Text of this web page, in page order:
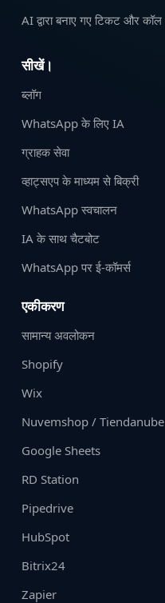
AI द्वारा बनाए गए टिकट और कॉल
सीखें।
ब्लॉग
WhatsApp के लिए IA
ग्राहक सेवा
व्हाट्सएप के माध्यम से बिक्री
WhatsApp स्वचालन
IA के साथ चैटबोट
WhatsApp पर ई-कॉमर्स
एकीकरण
सामान्य अवलोकन
Shopify
Wix
Nuvemshop / Tiendanube
Google Sheets
RD Station
Pipedrive
HubSpot
Bitrix24
Zapier